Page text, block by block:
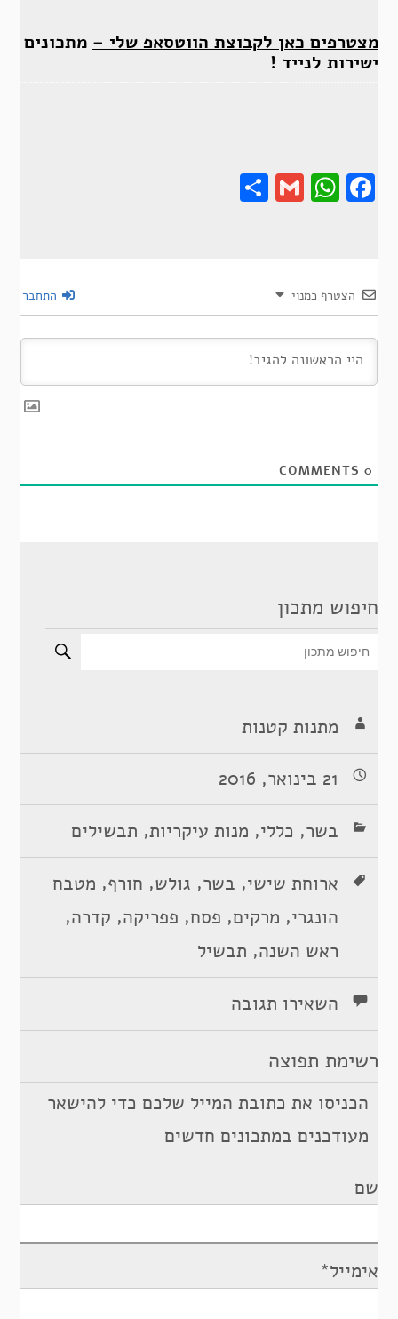
מצטרפים כאן לקבוצת הווטסאפ שלי – מתכונים
ישירות לנייד !
Gmail
Share
הצטרף כמנוי התחבר
0
חיפוש מתכון
מתנות קטנות
21 בינואר, 2016
בשר, כללי, מנות עיקריות, תבשילים
ארוחת שישי, בשר, גולש, חורף, מטבח
הונגרי, מרקים, פסח, פפריקה, קדרה,
ראש השנה, תבשיל
השאירו תגובה
רשימת תפוצה
הכניסו את כתובת המייל שלכם כדי להישאר
מעודכנים במתכונים חדשים
שם
אימייל*